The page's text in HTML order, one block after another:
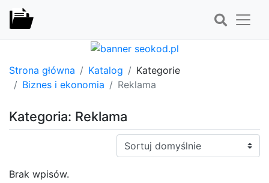
Strona główna Katalog
Kategorie
Biznes i ekonomia
Reklama
Kategoria: Reklama
Sortuj:
Brak wpisów.